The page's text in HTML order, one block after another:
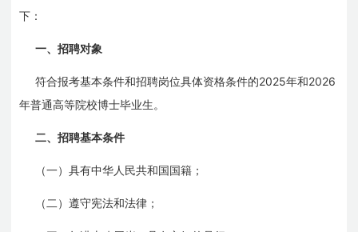
下：
一、招聘对象
符合报考基本条件和招聘岗位具体资格条件的2025年和2026
年普通高等院校博士毕业生。
二、招聘基本条件
（一）具有中华人民共和国国籍；
（二）遵守宪法和法律；